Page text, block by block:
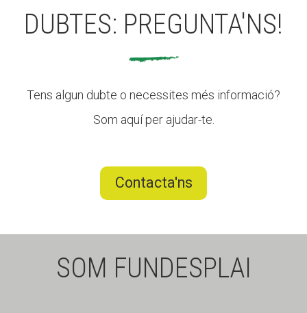
DUBTES: PREGUNTA'NS!
Tens algun dubte o necessites més informació?
Som aquí per ajudar-te.
Contacta'ns
SOM FUNDESPLAI